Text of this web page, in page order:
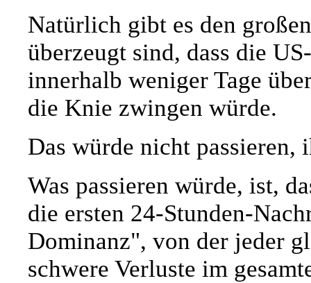
Natürlich gibt es den
überzeugt sind, dass die
innerhalb weniger Tage
die Knie zwingen würde.
Das würde nicht passieren,
Was passieren würde, ist,
die ersten 24-Stunden-
Dominanz", von der jeder
schwere Verluste im